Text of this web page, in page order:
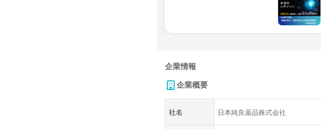
企業情報
企業概要
社名 日本純良薬品株式会社